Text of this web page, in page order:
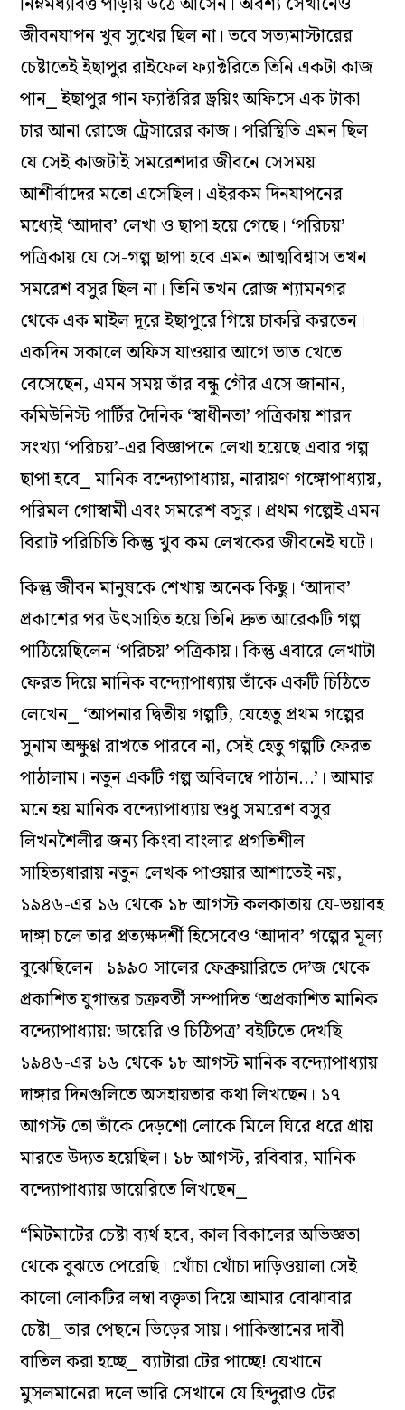
জীবনযাপন খুব সুখের ছিল না। তবে সত্যমাস্টারের
চেষ্টাতেই ইছাপুর রাইফেল ফ্যাক্টরিতে তিনি একটা কাজ
পান⎯ ইছাপুর গান ফ্যাক্টরির ড্রয়িং অফিসে এক টাকা
চার আনা রোজে ট্রেসারের কাজ। পরিস্থিতি এমন ছিল
যে সেই কাজটাই সমরেশদার জীবনে সেসময়
আশীর্বাদের মতো এসেছিল। এইরকম দিনযাপনের
মধ্যেই ‘আদাব’ লেখা ও ছাপা হয়ে গেছে। ‘পরিচয়’
পত্রিকায় যে সে-গল্প ছাপা হবে এমন আত্মবিশ্বাস তখন
সমরেশ বসুর ছিল না। তিনি তখন রোজ শ্যামনগর
থেকে এক মাইল দূরে ইছাপুরে গিয়ে চাকরি করতেন।
একদিন সকালে অফিস যাওয়ার আগে ভাত খেতে
বেসেছেন, এমন সময় তাঁর বন্ধু গৌর এসে জানান,
কমিউনিস্ট পার্টির দৈনিক ‘স্বাধীনতা’ পত্রিকায় শারদ
সংখ্যা ‘পরিচয়’-এর বিজ্ঞাপনে লেখা হয়েছে এবার গল্প
ছাপা হবে⎯ মানিক বন্দ্যোপাধ্যায়, নারায়ণ গঙ্গোপাধ্যায়,
পরিমল গোস্বামী এবং সমরেশ বসুর। প্রথম গল্পেই এমন
বিরাট পরিচিতি কিন্তু খুব কম লেখকের জীবনেই ঘটে।
কিন্তু জীবন মানুষকে শেখায় অনেক কিছু। ‘আদাব’
প্রকাশের পর উৎসাহিত হয়ে তিনি দ্রুত আরেকটি গল্প
পাঠিয়েছিলেন ‘পরিচয়’ পত্রিকায়। কিন্তু এবারে লেখাটা
ফেরত দিয়ে মানিক বন্দ্যোপাধ্যায় তাঁকে একটি চিঠিতে
লেখেন⎯ ‘আপনার দ্বিতীয় গল্পটি, যেহেতু প্রথম গল্পের
সুনাম অক্ষুণ্ণ রাখতে পারবে না, সেই হেতু গল্পটি ফেরত
পাঠালাম। নতুন একটি গল্প অবিলম্বে পাঠান…’। আমার
মনে হয় মানিক বন্দ্যোপাধ্যায় শুধু সমরেশ বসুর
লিখনশৈলীর জন্য কিংবা বাংলার প্রগতিশীল
সাহিত্যধারায় নতুন লেখক পাওয়ার আশাতেই নয়,
১৯৪৬-এর ১৬ থেকে ১৮ আগস্ট কলকাতায় যে-ভয়াবহ
দাঙ্গা চলে তার প্রত্যক্ষদর্শী হিসেবেও ‘আদাব’ গল্পের মূল্য
বুঝেছিলেন। ১৯৯০ সালের ফেব্রুয়ারিতে দে’জ থেকে
প্রকাশিত যুগান্তর চক্রবর্তী সম্পাদিত ‘অপ্রকাশিত মানিক
বন্দ্যোপাধ্যায়: ডায়েরি ও চিঠিপত্র’ বইটিতে দেখছি
১৯৪৬-এর ১৬ থেকে ১৮ আগস্ট মানিক বন্দ্যোপাধ্যায়
দাঙ্গার দিনগুলিতে অসহায়তার কথা লিখছেন। ১৭
আগস্ট তো তাঁকে দেড়শো লোকে মিলে ঘিরে ধরে প্রায়
মারতে উদ্যত হয়েছিল। ১৮ আগস্ট, রবিবার, মানিক
বন্দ্যোপাধ্যায় ডায়েরিতে লিখছেন⎯
“মিটমাটের চেষ্টা ব্যর্থ হবে, কাল বিকালের অভিজ্ঞতা
থেকে বুঝতে পেরেছি। খোঁচা খোঁচা দাড়িওয়ালা সেই
কালো লোকটির লম্বা বক্তৃতা দিয়ে আমার বোঝাবার
চেষ্টা⎯ তার পেছনে ভিড়ের সায়। পাকিস্তানের দাবী
বাতিল করা হচ্ছে⎯ ব্যাটারা টের পাচ্ছে! যেখানে
মুসলমানেরা দলে ভারি সেখানে যে হিন্দুরাও টের